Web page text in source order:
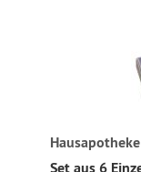
Set aus 6